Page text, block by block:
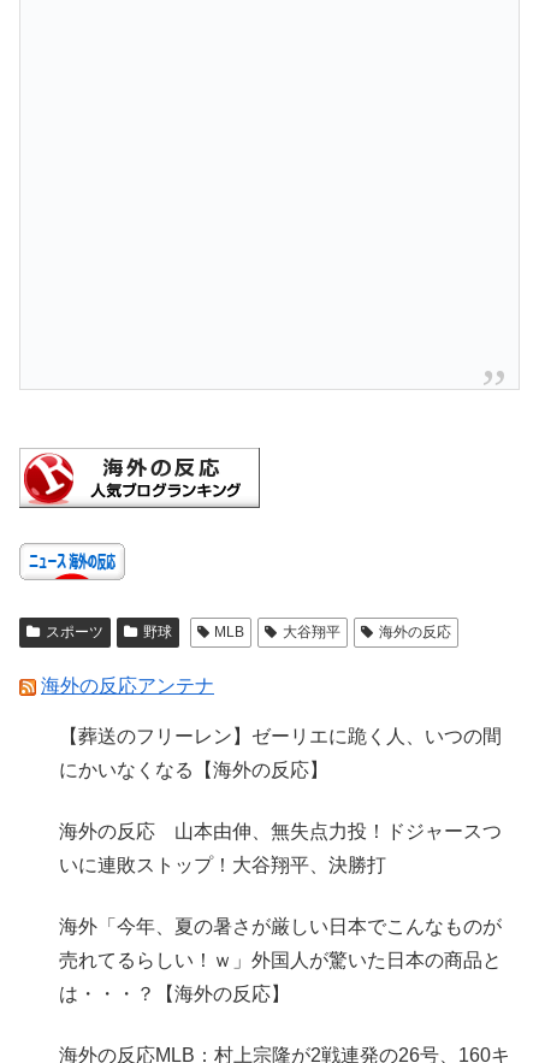
スポーツ 野球 MLB 大谷翔平 海外の反応
海外の反応アンテナ
【葬送のフリーレン】ゼーリエに跪く人、いつの間
にかいなくなる【海外の反応】
海外の反応 山本由伸、無失点力投！ドジャースつ
いに連敗ストップ！大谷翔平、決勝打
海外「今年、夏の暑さが厳しい日本でこんなものが
売れてるらしい！ｗ」外国人が驚いた日本の商品と
は・・・？【海外の反応】
海外の反応MLB：村上宗隆が2戦連発の26号、160キ